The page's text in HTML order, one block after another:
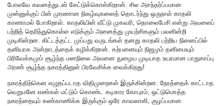
போலவே கவனத்துடன் கேட்டுக்கொள்கிறான். சில அசந்தர்ப்பமான
முன்னுக்குப் பின் முரணான நிகழ்வுகளைத் தொடர்ந்து ஒருநாள் காதலி
காணாமல் போகிறாள். காதலியின் வீட்டு முகவரி, தொலைபேசி என்று அவளைப்
பற்றித் தெரிந்துகொள்ள எடுக்கும் அனைத்து முயற்சிகளும் பலனின்றி
முடிகின்றன. கிட்டத்தட்ட முப்பது வருடங்கள் தனது காதலி பற்றிய நினைப்பில்
தனியாக அன்றாடத்தைக் கழிக்கிறான். கற்பனையும் நிஜமும் தனிமையும்
பிரிவேக்கமும் சூழ்ந்த மனநிலை அவனை நுழைய முடியாத உயரமான பாதுகாப்பு
அரண் சூழ்ந்த நகரத்தினுள் பிரவேசிக்க வைக்கிறது!
நகரத்திற்கென எழுதப்படாத விதிமுறைகள் இருக்கின்றன. நேரத்தைக் காட்டாத
வெறுமனே எண்கள் மட்டும் கொண்ட கடிகார கோபுரம், ஒட்டுமொத்த
நகரத்தையும் கண்காணிக்க இருக்கும் ஒரே காவலாளி, குழப்பமான